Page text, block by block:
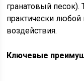
гранатовый песок).
практически любой
воздействия.
Ключевые